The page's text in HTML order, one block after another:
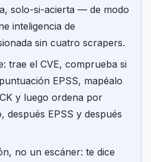
solo-si-acierta — de modo
inteligencia de
sin cuatro scrapers.
trae el CVE, comprueba si
EPSS, mapéalo
y luego ordena por
después EPSS y después
no un escáner: te dice